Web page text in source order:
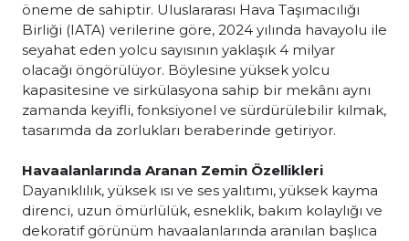
öneme de sahiptir. Uluslararası Hava Taşımacılığı
Birliği (IATA) verilerine göre, 2024 yılında havayolu ile
seyahat eden yolcu sayısının yaklaşık 4 milyar
olacağı öngörülüyor. Böylesine yüksek yolcu
kapasitesine ve sirkülasyona sahip bir mekânı aynı
zamanda keyifli, fonksiyonel ve sürdürülebilir kılmak,
tasarımda da zorlukları beraberinde getiriyor.
Havaalanlarında Aranan Zemin Özellikleri
Dayanıklılık, yüksek ısı ve ses yalıtımı, yüksek kayma
direnci, uzun ömürlülük, esneklik, bakım kolaylığı ve
dekoratif görünüm havaalanlarında aranılan başlıca